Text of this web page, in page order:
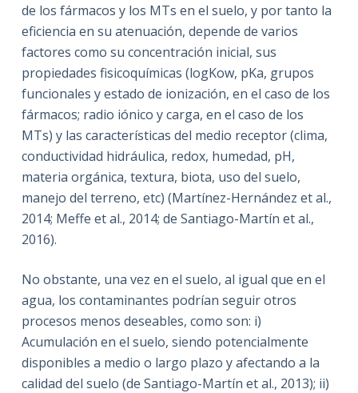
de los fármacos y los MTs en el suelo, y por tanto la
eficiencia en su atenuación, depende de varios
factores como su concentración inicial, sus
propiedades fisicoquímicas (logKow, pKa, grupos
funcionales y estado de ionización, en el caso de los
fármacos; radio iónico y carga, en el caso de los
MTs) y las características del medio receptor (clima,
conductividad hidráulica, redox, humedad, pH,
materia orgánica, textura, biota, uso del suelo,
manejo del terreno, etc) (Martínez-Hernández et al.,
2014; Meffe et al., 2014; de Santiago-Martín et al.,
2016).
No obstante, una vez en el suelo, al igual que en el
agua, los contaminantes podrían seguir otros
procesos menos deseables, como son: i)
Acumulación en el suelo, siendo potencialmente
disponibles a medio o largo plazo y afectando a la
calidad del suelo (de Santiago-Martín et al., 2013); ii)